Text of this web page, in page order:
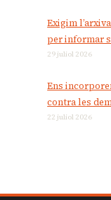
Exigim
per informar
29 juliol 2026
Ens
contra les
22 juliol 2026